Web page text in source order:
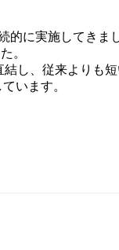
的に実施してきま
。
し、従来よりも
います。